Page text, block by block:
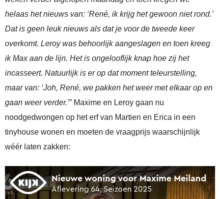
helaas het nieuws van: ‘René, ik krijg het gewoon niet rond.’
Dat is geen leuk nieuws als dat je voor de tweede keer
overkomt. Leroy was behoorlijk aangeslagen en toen kreeg
ik Max aan de lijn. Het is ongelooflijk knap hoe zij het
incasseert. Natuurlijk is er op dat moment teleurstelling,
maar van: ‘Joh, René, we pakken het weer met elkaar op en
gaan weer verder.’” Maxime en Leroy gaan nu
noodgedwongen op het erf van Martien en Erica in een
tinyhouse wonen en moeten de vraagprijs waarschijnlijk
wéér laten zakken: